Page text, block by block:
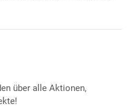
über alle Aktionen,